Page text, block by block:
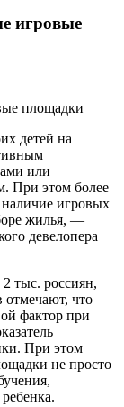
игровые
детей на
или
При этом более
игровых
жилья, —
девелопера
тыс. россиян,
отмечают, что
фактор при
При этом
не просто